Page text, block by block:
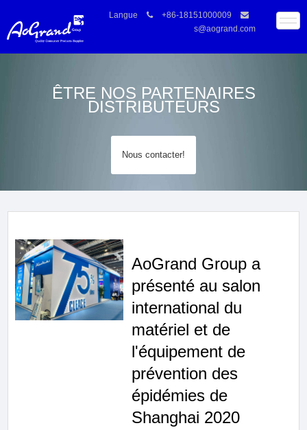
Langue
+86-18151000009
s@aogrand.com
ÊTRE NOS PARTENAIRES
DISTRIBUTEURS
Nous contacter!
AoGrand Group a
présenté au salon
international du
matériel et de
l'équipement de
prévention des
épidémies de
Shanghai 2020